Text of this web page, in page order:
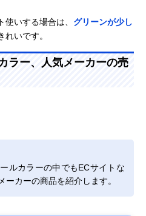
いする場合は、 グリーンが少し
れいです。
ラー、人気メーカーの売
ルカラーの中でもECサイトな
ーカーの商品を紹介します。